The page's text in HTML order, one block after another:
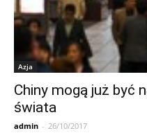
Azja
Chiny mogą już być
świata
admin - 26/10/2017